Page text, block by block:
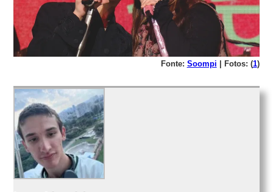
Fonte: Soompi | Fotos: (1)